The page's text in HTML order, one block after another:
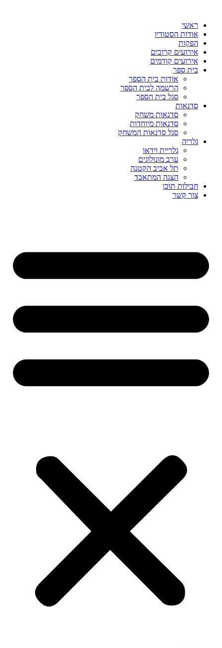
ראשי
אודות הסטודיו
הפקות
אירועים קרובים
אירועים קודמים
בית ספר
אודות בית הספר
הרשמה לבית הספר
סגל בית הספר
סדנאות
סדנאות משחק
סדנאות מיוחדות
סגל סדנאות המשחק
גלריה
גלריית וידאו
ערב מונולוגים
תל אביב הקטנה
הצגה המתאבד
חבילות תוכן
צור קשר